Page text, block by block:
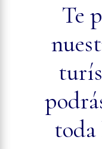
Te
toda